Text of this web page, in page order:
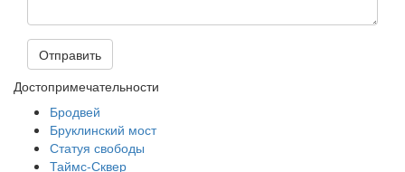
Отправить
Достопримечательности
Бродвей
Бруклинский мост
Статуя свободы
Таймс-Сквер